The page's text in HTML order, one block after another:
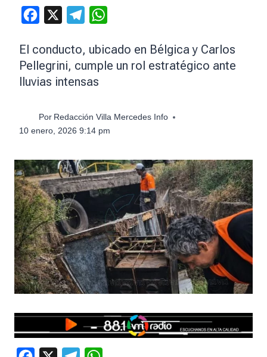
Facebook Telegram
El conducto, ubicado en Bélgica y Carlos
Pellegrini, cumple un rol estratégico ante
lluvias intensas
Por Redacción Villa Mercedes Info
10 enero, 2026 9:14 pm